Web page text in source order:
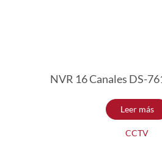
NVR 16 Canales DS-
Leer más
CCTV